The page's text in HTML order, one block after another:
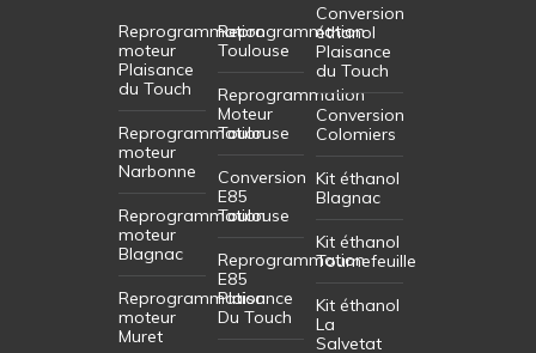
Reprogrammation
moteur
Plaisance
du Touch
Reprogrammation
moteur
Narbonne
Reprogrammation
moteur
Blagnac
Reprogrammation
moteur
Muret
Reprogrammation
Toulouse
Reprogrammation
Moteur
Toulouse
Conversion
E85
Toulouse
Reprogrammation
E85
Plaisance
Du Touch
Conversion
éthanol
Plaisance
du Touch
Conversion
Colomiers
Kit éthanol
Blagnac
Kit éthanol
Tournefeuille
Kit éthanol
La
Salvetat